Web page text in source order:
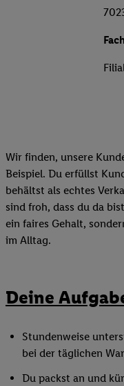
Wir finden, unsere
Beispiel. Du erfüllst
behältst als echtes
sind froh, dass du da
ein faires Gehalt,
im Alltag.
Deine
Stundenweise
bei der täglichen
Du packst an und